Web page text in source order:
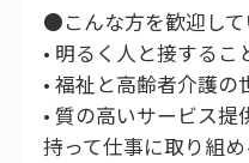
●こんな方を歓迎し
• 明るく人と接するこ
• 福祉と高齢者介護の
• 質の高いサービス
持って仕事に取り組め